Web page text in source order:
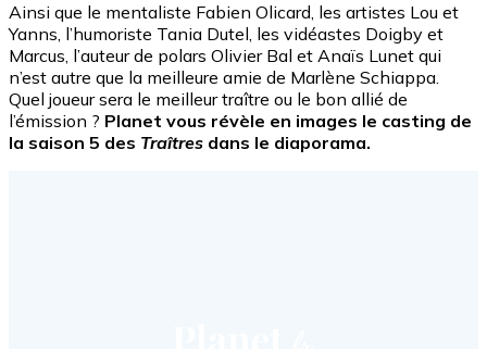
Ainsi que le mentaliste Fabien Olicard, les artistes Lou et
Yanns, l’humoriste Tania Dutel, les vidéastes Doigby et
Marcus, l’auteur de polars Olivier Bal et Anaïs Lunet qui
n’est autre que la meilleure amie de Marlène Schiappa.
Quel joueur sera le meilleur traître ou le bon allié de
l’émission ? Planet vous révèle en images le casting de
la saison 5 des Traîtres dans le diaporama.